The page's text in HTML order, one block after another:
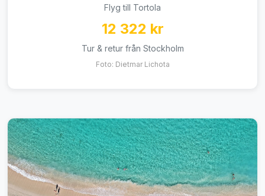
Flyg till Tortola
12 322 kr
Tur & retur från Stockholm
Foto: Dietmar Lichota